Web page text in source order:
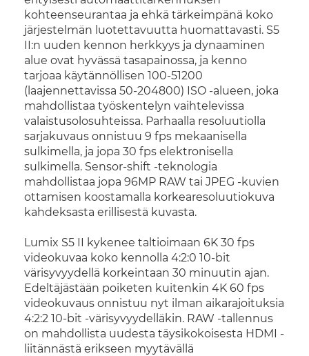
kohteenseurantaa ja ehkä tärkeimpänä koko
järjestelmän luotettavuutta huomattavasti. S5
II:n uuden kennon herkkyys ja dynaaminen
alue ovat hyvässä tasapainossa, ja kenno
tarjoaa käytännöllisen 100-51200
(laajennettavissa 50-204800) ISO -alueen, joka
mahdollistaa työskentelyn vaihtelevissa
valaistusolosuhteissa. Parhaalla resoluutiolla
sarjakuvaus onnistuu 9 fps mekaanisella
sulkimella, ja jopa 30 fps elektronisella
sulkimella. Sensor-shift -teknologia
mahdollistaa jopa 96MP RAW tai JPEG -kuvien
ottamisen koostamalla korkearesoluutiokuva
kahdeksasta erillisestä kuvasta.
Lumix S5 II kykenee taltioimaan 6K 30 fps
videokuvaa koko kennolla 4:2:0 10-bit
värisyvyydellä korkeintaan 30 minuutin ajan.
Edeltäjästään poiketen kuitenkin 4K 60 fps
videokuvaus onnistuu nyt ilman aikarajoituksia
4:2:2 10-bit -värisyvyydelläkin. RAW -tallennus
on mahdollista uudesta täysikokoisesta HDMI -
liitännästä erikseen myytävällä